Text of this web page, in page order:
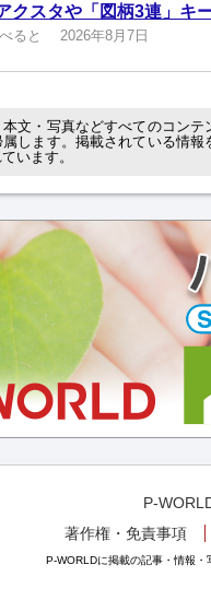
クスタや「図柄3連」キ
ると 2026年8月7日
文・写真などすべてのコン
します。掲載されている情
います。
P-
著作権・免責事項
P-WORLDに掲載の記事・情報